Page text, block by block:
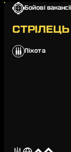
Бойові вакансії
СТРІЛЕЦЬ
Піхота